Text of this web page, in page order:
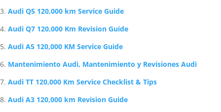
Audi Q5 120,000 km Service Guide
Audi Q7 120,000 Km Revision Guide
Audi A5 120,000 KM Service Guide
Mantenimiento Audi, Mantenimiento y Revisiones Audi
Audi TT 120,000 Km Service Checklist & Tips
Audi A3 120,000 km Revision Guide